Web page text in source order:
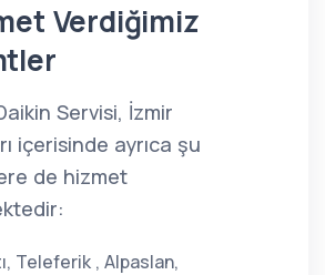
Verdiğimiz
Servisi, İzmir
içerisinde ayrıca şu
de hizmet
Teleferik , Alpaslan,